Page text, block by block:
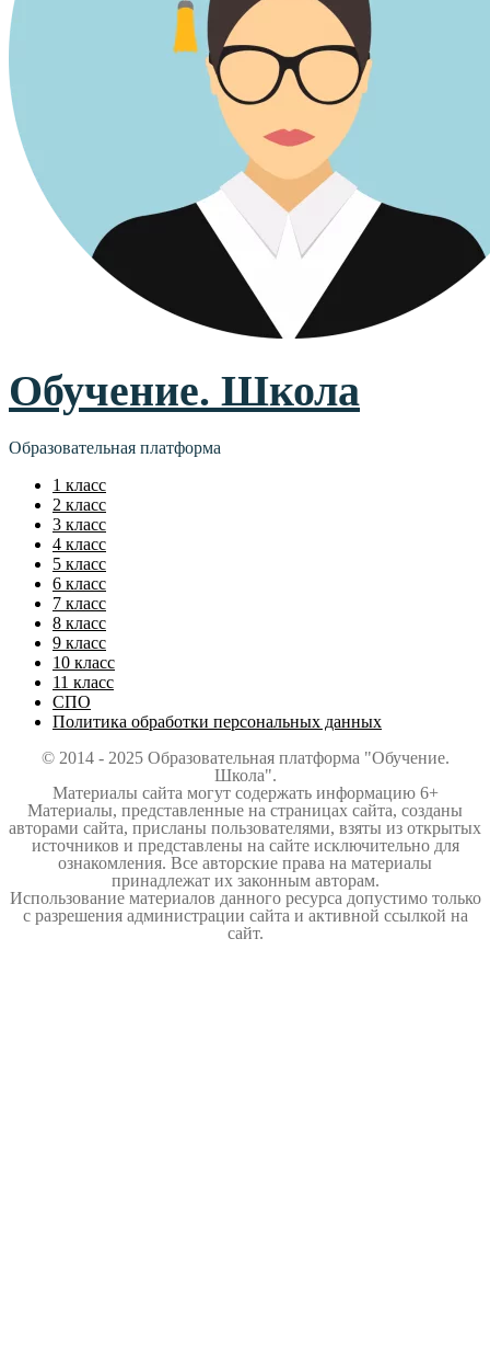
Обучение. Школа
Образовательная платформа
1 класс
2 класс
3 класс
4 класс
5 класс
6 класс
7 класс
8 класс
9 класс
10 класс
11 класс
СПО
Политика обработки персональных данных
© 2014 - 2025 Образовательная платформа "Обучение.
Школа".
Материалы сайта могут содержать информацию 6+
Материалы, представленные на страницах сайта, созданы
авторами сайта, присланы пользователями, взяты из открытых
источников и представлены на сайте исключительно для
ознакомления. Все авторские права на материалы
принадлежат их законным авторам.
Использование материалов данного ресурса допустимо только
с разрешения администрации сайта и активной ссылкой на
сайт.